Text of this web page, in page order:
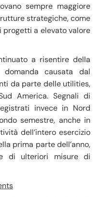
sempre maggiore
strategiche, come
progetti a elevato valore
a risentire della
domanda causata dal
da parte delle utilities,
America. Segnali di
invece in Nord
semestre, anche in
dell’intero esercizio
prima parte dell’anno,
di ulteriori misure di